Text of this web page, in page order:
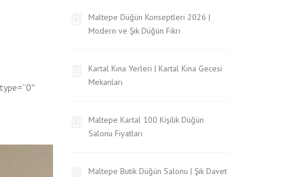
Maltepe Düğün Konseptleri 2026 |
Modern ve Şık Düğün Fikri
Kartal Kına Yerleri | Kartal Kına Gecesi
Mekanları
Maltepe Kartal 100 Kişilik Düğün
Salonu Fiyatları
Maltepe Butik Düğün Salonu | Şık Davet